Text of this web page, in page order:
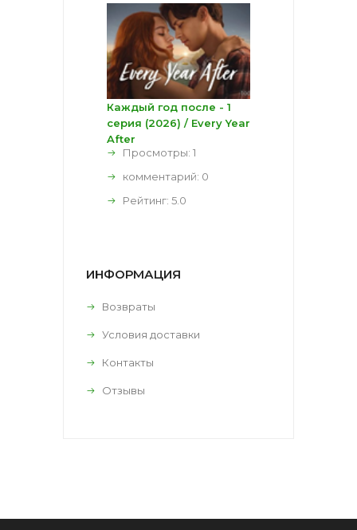
Каждый год после - 1
серия (2026) / Every Year
After
Просмотры: 1
комментарий: 0
Рейтинг: 5.0
ИНФОРМАЦИЯ
Возвраты
Условия доставки
Контакты
Отзывы